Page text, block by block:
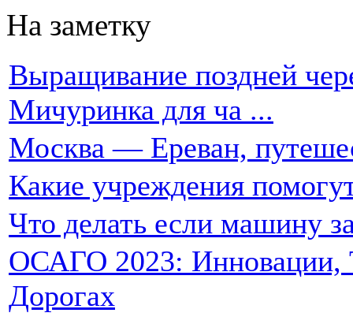
На заметку
Выращивание поздней
Мичуринка для ча ...
Москва — Ереван,
Какие учреждения
Что делать если машину
ОСАГО 2023: Инновации,
Дорогах